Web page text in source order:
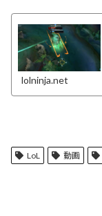
lolninja.net
LoL 動画